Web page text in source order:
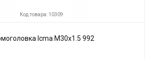
Код товара: 10309
Icma M30x1.5 992